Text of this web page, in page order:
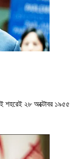
শহরেই ২৮ অক্টোবর ১৯৫৫